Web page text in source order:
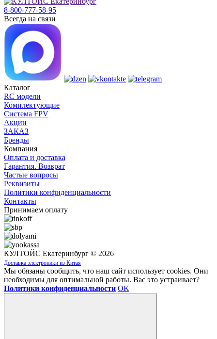
8-800-777-58-95
Всегда на связи
Каталог
RC модели
Комплектующие
Система FPV
Акции
ЗАКАЗ
Бренды
Компания
Оплата и доставка
Гарантия. Возврат
Частые вопросы
Реквизиты
Политики конфиденциальности
Контакты
Принимаем оплату
КУЛТОЙС Екатеринбург © 2026
Доставка электроники из Китая
Мы обязаны сообщить, что наш сайт использует cookies. Они
необходимы для оптимальной работы. Вас это устраивает?
Политики конфиденциальности OK